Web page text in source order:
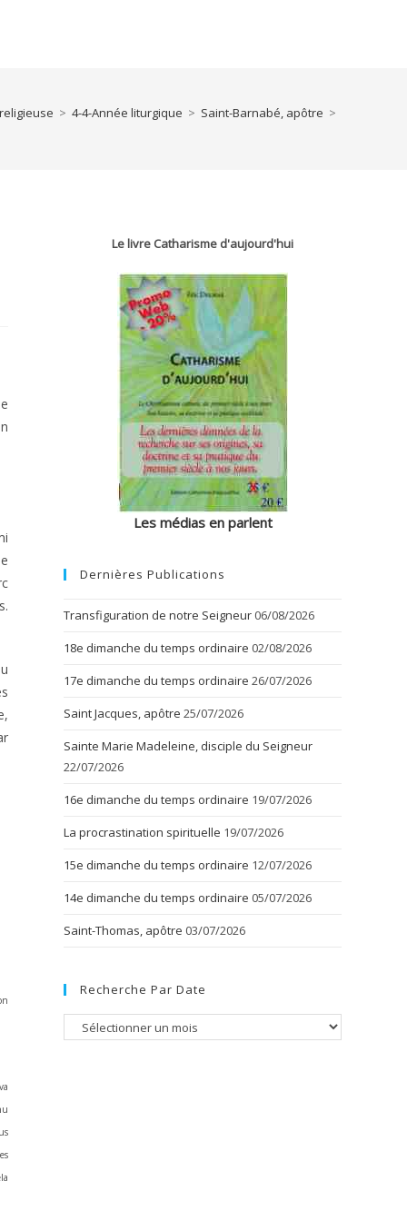
> 4-4-Année liturgique > Saint-Barnabé, apôtre >
Le livre Catharisme d'aujourd'hui
Les médias en parlent
Dernières Publications
Transfiguration de notre Seigneur 06/08/2026
18e dimanche du temps ordinaire 02/08/2026
17e dimanche du temps ordinaire 26/07/2026
Saint Jacques, apôtre 25/07/2026
Sainte Marie Madeleine, disciple du Seigneur
22/07/2026
16e dimanche du temps ordinaire 19/07/2026
La procrastination spirituelle 19/07/2026
15e dimanche du temps ordinaire 12/07/2026
14e dimanche du temps ordinaire 05/07/2026
Saint-Thomas, apôtre 03/07/2026
Recherche Par Date
Recherche